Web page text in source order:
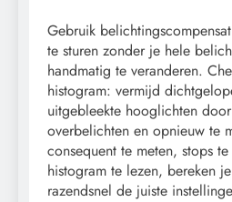
Gebruik
te sturen zonder je hele
handmatig te veranderen.
histogram: vermijd
uitgebleekte hooglichten
overbelichten en opnieuw te
consequent te meten, stops
histogram te lezen, bereken
razendsnel de juiste